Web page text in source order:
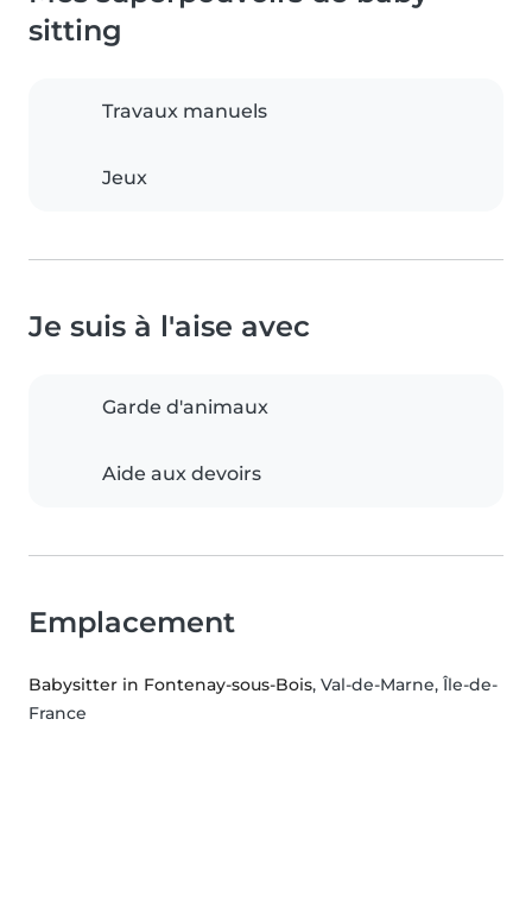
sitting
Travaux manuels
Jeux
Je suis à l'aise avec
Garde d'animaux
Aide aux devoirs
Emplacement
Babysitter in Fontenay-sous-Bois, Val-de-Marne, Île-de-
France